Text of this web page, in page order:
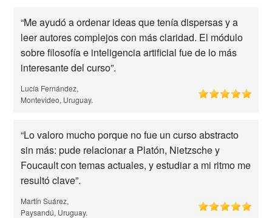
“Me ayudó a ordenar ideas que tenía dispersas y a
leer autores complejos con más claridad. El módulo
sobre filosofía e inteligencia artificial fue de lo más
interesante del curso”.
Lucía Fernández,
Montevideo, Uruguay.
“Lo valoro mucho porque no fue un curso abstracto
sin más: pude relacionar a Platón, Nietzsche y
Foucault con temas actuales, y estudiar a mi ritmo me
resultó clave”.
Martín Suárez,
Paysandú, Uruguay.